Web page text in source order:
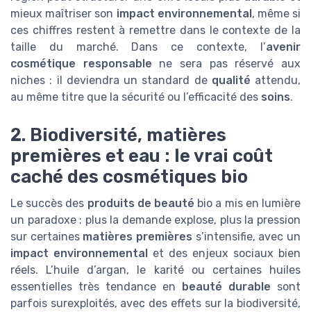
mieux maîtriser son impact environnemental , même si
ces chiffres restent à remettre dans le contexte de la
taille du marché. Dans ce contexte, l’avenir
cosmétique responsable ne sera pas réservé aux
niches : il deviendra un standard de qualité attendu,
au même titre que la sécurité ou l’efficacité des soins.
2. Biodiversité, matières
premières et eau : le vrai coût
caché des cosmétiques bio
Le succès des produits de beauté bio a mis en lumière
un paradoxe : plus la demande explose, plus la pression
sur certaines matières premières s’intensifie, avec un
impact environnemental et des enjeux sociaux bien
réels. L’huile d’argan, le karité ou certaines huiles
essentielles très tendance en beauté durable sont
parfois surexploités, avec des effets sur la biodiversité,